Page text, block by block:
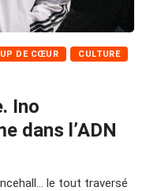
DE CŒUR CULTURE
Ino
dans l’ADN
le tout traversé